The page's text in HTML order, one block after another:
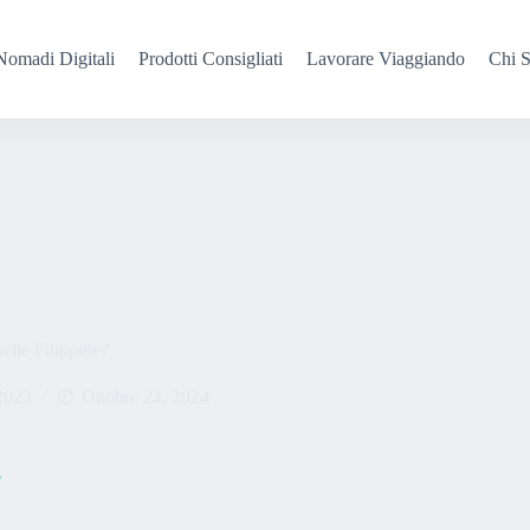
Digitali Prodotti Consigliati Lavorare Viaggiando Chi